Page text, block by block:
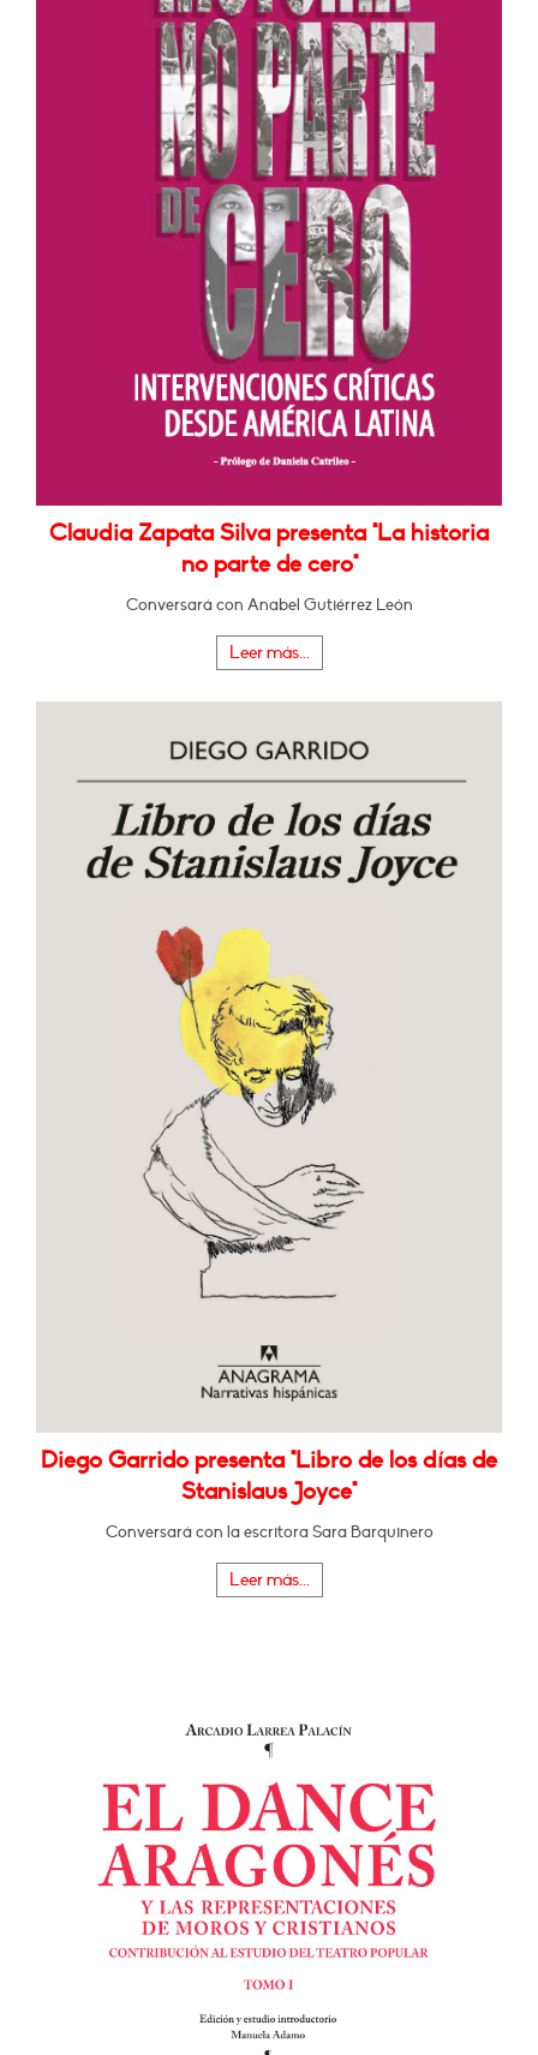
Claudia Zapata Silva presenta "La historia
no parte de cero"
Conversará con Anabel Gutiérrez León
Leer más...
Diego Garrido presenta "Libro de los días de
Stanislaus Joyce"
Conversará con la escritora Sara Barquinero
Leer más...